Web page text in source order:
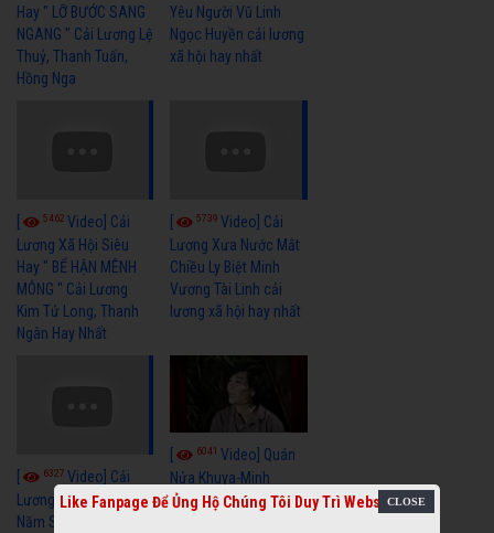
Hay " LỠ BƯỚC SANG
NGANG " Cải Lương Lệ
Thuỷ, Thanh Tuấn,
Hồng Nga
Yêu Người Vũ Linh
Ngọc Huyền cải lương
xã hội hay nhất
5462 Video] Cải
Lương Xã Hội Siêu
Hay " BỂ HẬN MÊNH
MÔNG " Cải Lương
Kim Tử Long, Thanh
Ngân Hay Nhất
5739Video] Cải
Lương Xưa Nước Mắt
Chiều Ly Biệt Minh
Vương Tài Linh cải
lương xã hội hay nhất
6327 Video] Cải
Lương Xưa : Rồi 30
Năm Sau - Minh
6041Video] Quán
Nửa Khuya-Minh
Cảnh-Trọng Hữu
Like Fanpage Để Ủng Hộ Chúng Tôi Duy Trì Website